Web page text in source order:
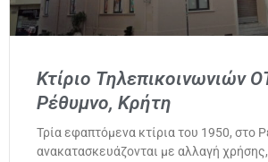
Κτίριο Τηλεπικοινωνιών
Ρέθυμνο, Κρήτη
Τρία εφαπτόμενα κτίρια του 1950, στο
ανακατασκευάζονται με αλλαγή